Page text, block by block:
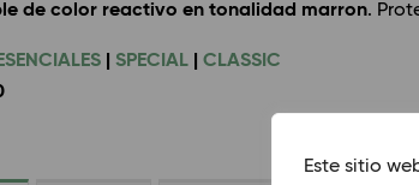
Este sitio
de color reactivo en tonalidad marron.
ESENCIALES SPECIAL
CLASSIC